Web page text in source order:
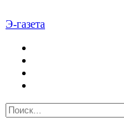
Э-газета